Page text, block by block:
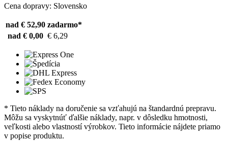
Cena dopravy: Slovensko
nad € 52,90 zadarmo*
nad € 0,00 € 6,29
* Tieto náklady na doručenie sa vzťahujú na štandardnú prepravu.
Môžu sa vyskytnúť ďalšie náklady, napr. v dôsledku hmotnosti,
veľkosti alebo vlastností výrobkov. Tieto informácie nájdete priamo
v popise produktu.